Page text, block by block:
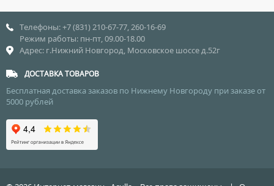
Телефоны: +7 (831) 210-67-77, 260-16-69
Режим работы: пн-пт, 09.00-18.00
Адрес: г.Нижний Новгород, Московское шоссе д.52г
ДОСТАВКА ТОВАРОВ
Бесплатная доставка заказов по Нижнему Новгороду при заказе от
5000 рублей